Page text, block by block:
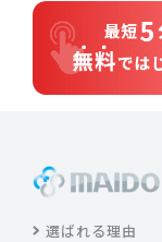
選ばれる理由